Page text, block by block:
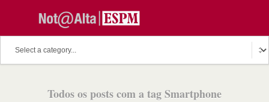
Todos os posts com a tag Smartphone